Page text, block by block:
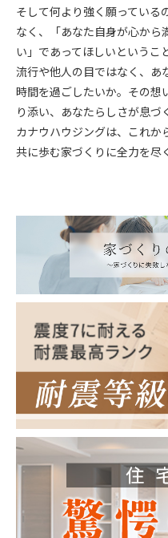
そして何より強く願っている
なく、「あなた自身が心から
い」であってほしいというこ
流行や他人の目ではなく、あ
時間を過ごしたいか。その想
り添い、あなたらしさが息づ
カナウハウジングは、これか
共に歩む家づくりに全力を尽